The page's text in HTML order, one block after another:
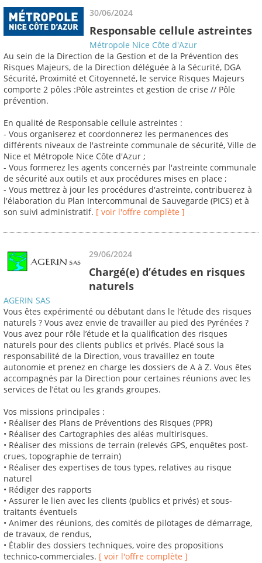
30/06/2024
Responsable cellule astreintes
Métropole Nice Côte d'Azur
Au sein de la Direction de la Gestion et de la Prévention des
Risques Majeurs, de la Direction déléguée à la Sécurité, DGA
Sécurité, Proximité et Citoyenneté, le service Risques Majeurs
comporte 2 pôles :Pôle astreintes et gestion de crise // Pôle
prévention.
En qualité de Responsable cellule astreintes :
- Vous organiserez et coordonnerez les permanences des
différents niveaux de l'astreinte communale de sécurité, Ville de
Nice et Métropole Nice Côte d'Azur ;
- Vous formerez les agents concernés par l'astreinte communale
de sécurité aux outils et aux procédures mises en place ;
- Vous mettrez à jour les procédures d'astreinte, contribuerez à
l'élaboration du Plan Intercommunal de Sauvegarde (PICS) et à
son suivi administratif. [ voir l'offre complète ]
29/06/2024
Chargé(e) d’études en risques
naturels
AGERIN SAS
Vous êtes expérimenté ou débutant dans le l’étude des risques
naturels ? Vous avez envie de travailler au pied des Pyrénées ?
Vous avez pour rôle l’étude et la qualification des risques
naturels pour des clients publics et privés. Placé sous la
responsabilité de la Direction, vous travaillez en toute
autonomie et prenez en charge les dossiers de A à Z. Vous êtes
accompagnés par la Direction pour certaines réunions avec les
services de l’état ou les grands groupes.
Vos missions principales :
• Réaliser des Plans de Préventions des Risques (PPR)
• Réaliser des Cartographies des aléas multirisques.
• Réaliser des missions de terrain (relevés GPS, enquêtes post-
crues, topographie de terrain)
• Réaliser des expertises de tous types, relatives au risque
naturel
• Rédiger des rapports
• Assurer le lien avec les clients (publics et privés) et sous-
traitants éventuels
• Animer des réunions, des comités de pilotages de démarrage,
de travaux, de rendus,
• Établir des dossiers techniques, voire des propositions
technico-commerciales. [ voir l'offre complète ]